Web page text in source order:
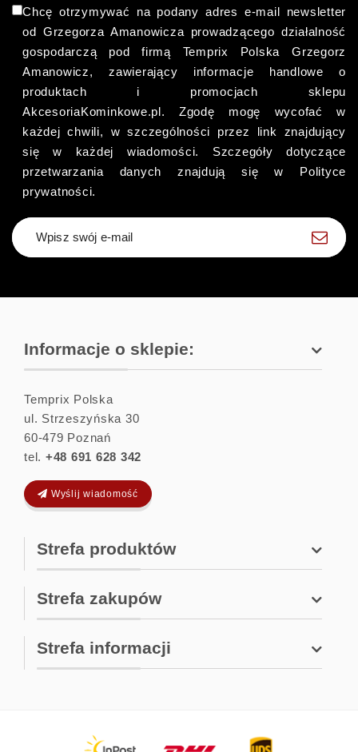
Chcę otrzymywać na podany adres e-mail newsletter
od Grzegorza Amanowicza prowadzącego działalność
gospodarczą pod firmą Temprix Polska Grzegorz
Amanowicz, zawierający informacje handlowe o
produktach i promocjach sklepu
AkcesoriaKominkowe.pl. Zgodę mogę wycofać w
każdej chwili, w szczególności przez link znajdujący
się w każdej wiadomości. Szczegóły dotyczące
przetwarzania danych znajdują się w Polityce
prywatności.
Informacje o sklepie:
Temprix Polska
ul. Strzeszyńska 30
60-479 Poznań
tel. +48 691 628 342
Wyślij wiadomość
Strefa produktów
Strefa zakupów
Strefa informacji